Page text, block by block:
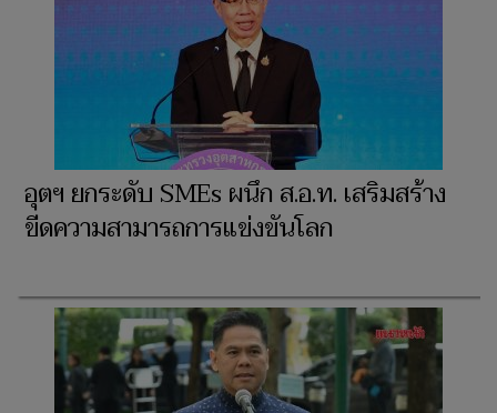
อุตฯ ยกระดับ SMEs ผนึก ส.อ.ท. เสริมสร้าง
ขีดความสามารถการแข่งขันโลก